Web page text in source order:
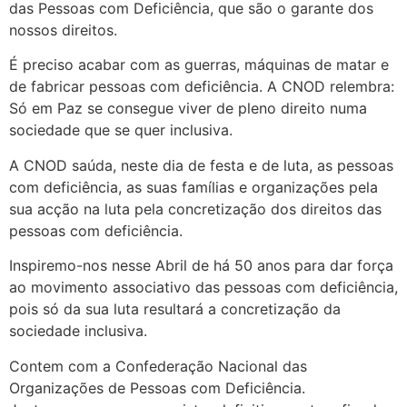
das Pessoas com Deficiência, que são o garante dos
nossos direitos.
É preciso acabar com as guerras, máquinas de matar e
de fabricar pessoas com deficiência. A CNOD relembra:
Só em Paz se consegue viver de pleno direito numa
sociedade que se quer inclusiva.
A CNOD saúda, neste dia de festa e de luta, as pessoas
com deficiência, as suas famílias e organizações pela
sua acção na luta pela concretização dos direitos das
pessoas com deficiência.
Inspiremo-nos nesse Abril de há 50 anos para dar força
ao movimento associativo das pessoas com deficiência,
pois só da sua luta resultará a concretização da
sociedade inclusiva.
Contem com a Confederação Nacional das
Organizações de Pessoas com Deficiência.